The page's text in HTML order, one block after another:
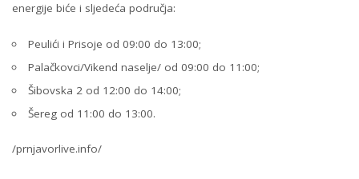
energije biće i sljedeća područja:
Peulići i Prisoje od 09:00 do 13:00;
Palačkovci/Vikend naselje/ od 09:00 do 11:00;
Šibovska 2 od 12:00 do 14:00;
Šereg od 11:00 do 13:00.
/prnjavorlive.info/